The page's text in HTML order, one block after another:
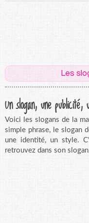
Les
Un slogan, une publicité,
Voici les slogans de la
simple phrase, le slogan
une identité, un style.
retrouvez dans son